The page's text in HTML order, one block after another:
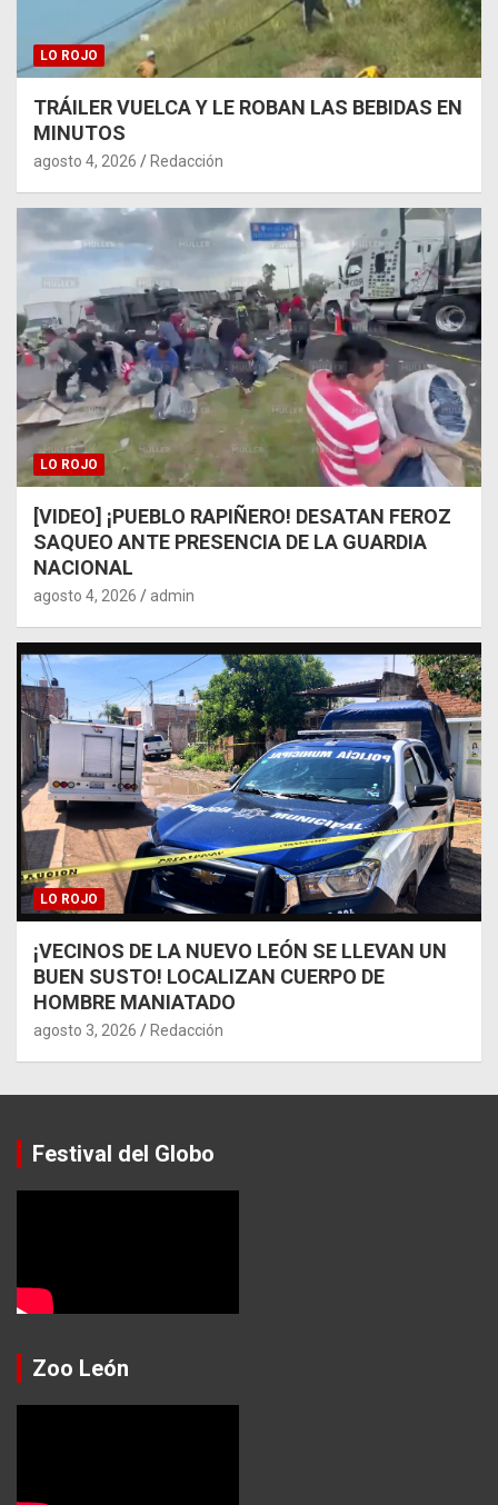
LO ROJO
TRÁILER VUELCA Y LE ROBAN LAS BEBIDAS EN
MINUTOS
agosto 4, 2026 Redacción
LO ROJO
[VIDEO] ¡PUEBLO RAPIÑERO! DESATAN FEROZ
SAQUEO ANTE PRESENCIA DE LA GUARDIA
NACIONAL
agosto 4, 2026 admin
LO ROJO
¡VECINOS DE LA NUEVO LEÓN SE LLEVAN UN
BUEN SUSTO! LOCALIZAN CUERPO DE
HOMBRE MANIATADO
agosto 3, 2026 Redacción
Festival del Globo
Zoo León